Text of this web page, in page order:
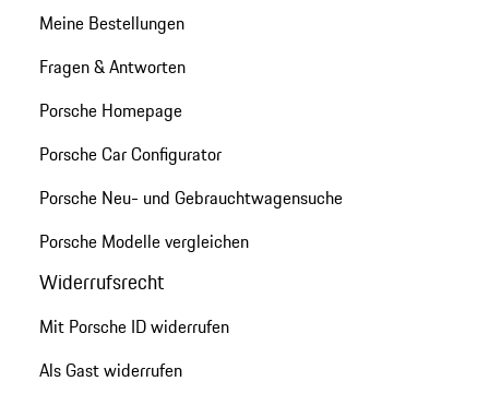
Meine Bestellungen
Fragen & Antworten
Porsche Homepage
Porsche Car Configurator
Porsche Neu- und Gebrauchtwagensuche
Porsche Modelle vergleichen
Widerrufsrecht
Mit Porsche ID widerrufen
Als Gast widerrufen